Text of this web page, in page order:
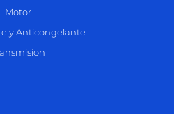
Motor
y Anticongelante